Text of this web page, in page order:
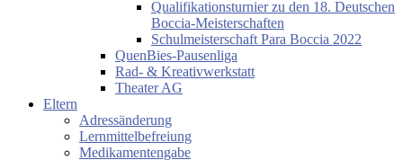
Qualifikationsturnier zu den 18. Deutschen
Boccia-Meisterschaften
Schulmeisterschaft Para Boccia 2022
QuenBies-Pausenliga
Rad- & Kreativwerkstatt
Theater AG
Eltern
Adressänderung
Lernmittelbefreiung
Medikamentengabe